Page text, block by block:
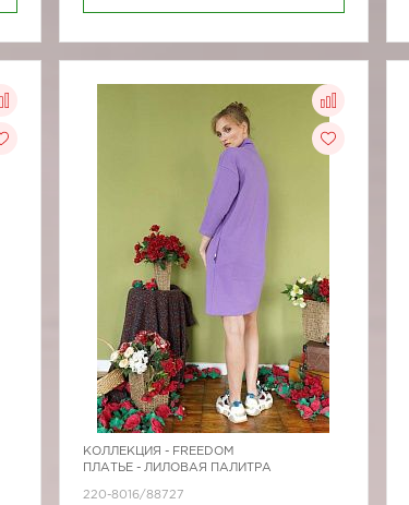
КОЛЛЕКЦИЯ - FREEDOM
ПЛАТЬЕ - ЛИЛОВАЯ ПАЛИТРА
220-8016/88727